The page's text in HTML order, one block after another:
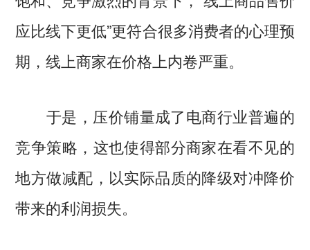
应比线下更低”更符合很多消费者的心理预
期，线上商家在价格上内卷严重。
于是，压价铺量成了电商行业普遍的
竞争策略，这也使得部分商家在看不见的
地方做减配，以实际品质的降级对冲降价
带来的利润损失。